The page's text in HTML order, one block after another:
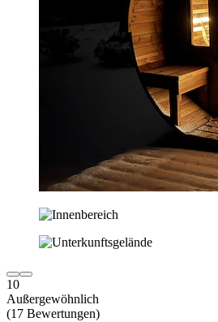
10
Außergewöhnlich
(17 Bewertungen)